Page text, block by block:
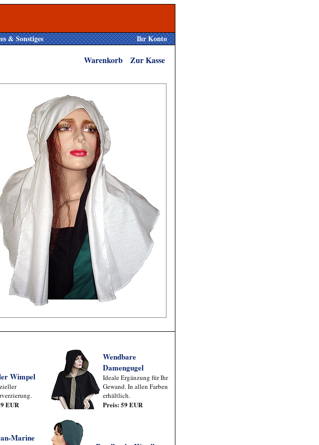
& Sonstiges Ihr Konto
Warenkorb Zur Kasse
Wimpel
EUR
Wendbare
Damengugel
Ideale Ergänzung für Ihr
Gewand. In allen Farben
erhältlich.
Preis: 59 EUR
Marine